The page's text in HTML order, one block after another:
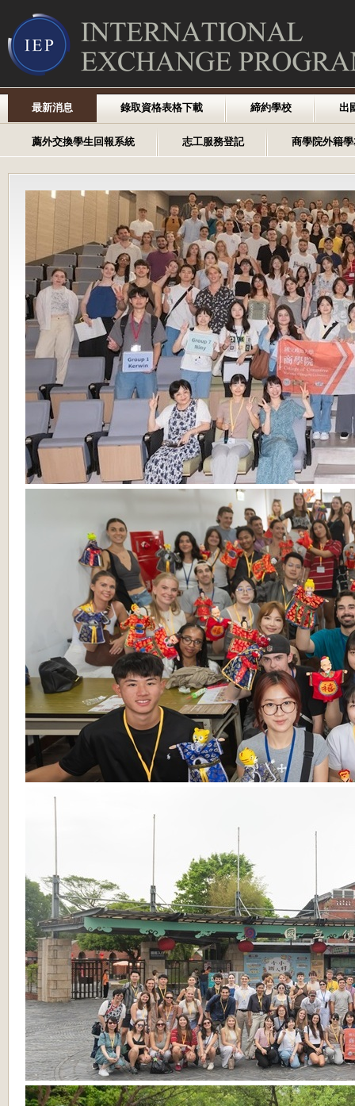
最新消息 錄取資格表格下載 締約學校 出
薦外交換學生回報系統 志工服務登記 商學院外籍